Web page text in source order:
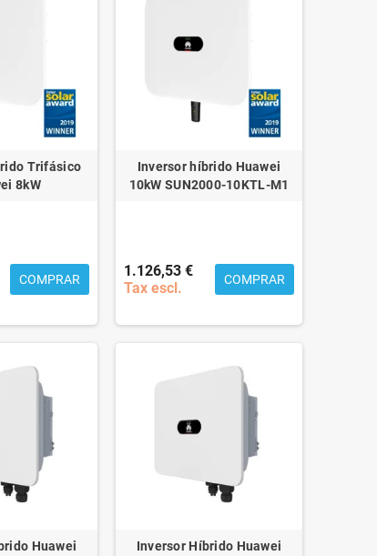
Trifásico
8kW
COMPRAR
Inversor híbrido Huawei
10kW SUN2000-10KTL-M1
1.126,53 €
Tax escl.
COMPRAR
Huawei
Inversor Híbrido Huawei